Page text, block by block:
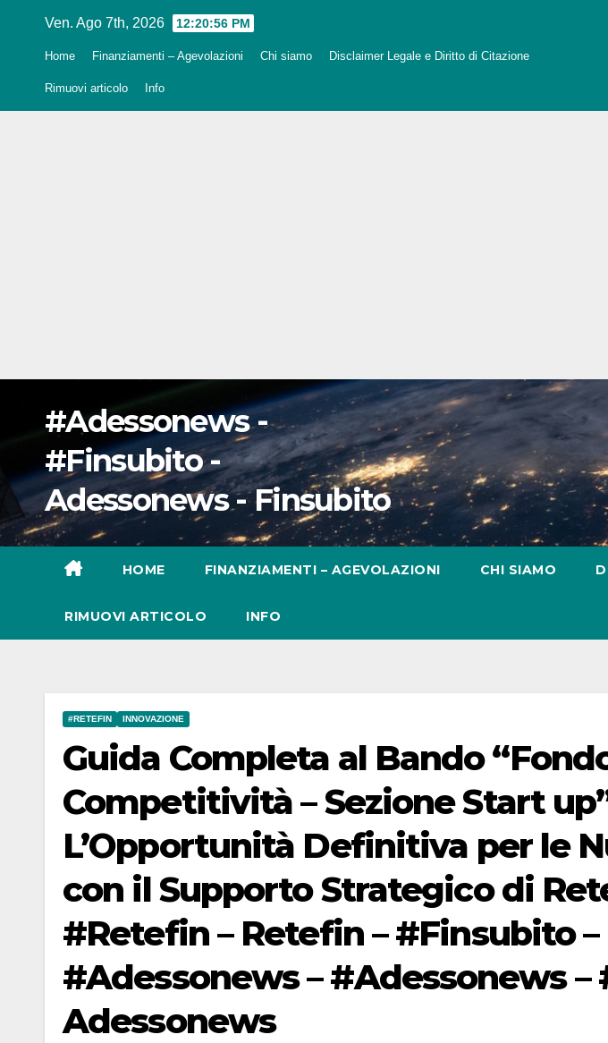
Ven. Ago 7th, 2026 12:20:57 PM
Home Finanziamenti – Agevolazioni Chi siamo Disclaimer Legale e Diritto di Citazione
Rimuovi articolo Info
#Adessonews -
#Finsubito -
Adessonews - Finsubito
HOME FINANZIAMENTI – AGEVOLAZIONI CHI SIAMO
RIMUOVI ARTICOLO INFO
#RETEFIN INNOVAZIONE
Guida Completa al Bando
Competitività – Sezione Start
L’Opportunità Definitiva per le
con il Supporto Strategico di
#Retefin – Retefin – #Finsubito
#Adessonews – #Adessonews –
Adessonews